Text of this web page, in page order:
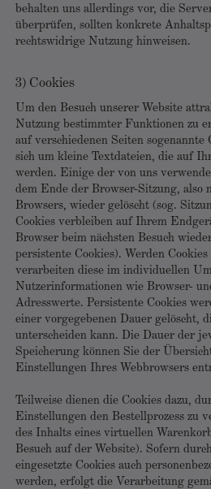
behalten uns allerdings vor, die
überprüfen, sollten konkrete
rechtswidrige Nutzung hinweisen.
3) Cookies
Um den Besuch unserer Website
Nutzung bestimmter Funktionen zu
auf verschiedenen Seiten
sich um kleine Textdateien, die auf
werden. Einige der von uns
dem Ende der Browser-Sitzung, also
Browsers, wieder gelöscht (sog.
Cookies verbleiben auf Ihrem
Browser beim nächsten Besuch
persistente Cookies). Werden
verarbeiten diese im individuellen
Nutzerinformationen wie Browser-
Adresswerte. Persistente Cookies
einer vorgegebenen Dauer gelöscht,
unterscheiden kann. Die Dauer der
Speicherung können Sie der
Einstellungen Ihres Webbrowsers
Teilweise dienen die Cookies dazu,
Einstellungen den Bestellprozess zu
des Inhalts eines virtuellen
Besuch auf der Website). Sofern
eingesetzte Cookies auch
werden, erfolgt die Verarbeitung